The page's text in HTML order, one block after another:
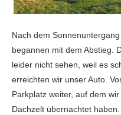
Nach dem
begannen mit dem Abstieg.
leider nicht sehen, weil es
erreichten wir unser Auto.
Parkplatz weiter, auf dem
Dachzelt übernachtet